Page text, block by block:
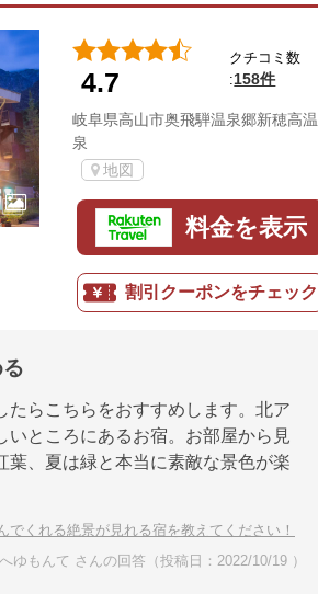
4.7
クチコミ数
:158件
岐阜県高山市奥飛騨温泉郷新穂高温
泉
地図
料金を表示
割引クーポンをチェック
たらこちらをおすすめします。北ア
いところにあるお宿。お部屋から見
葉、夏は緑と本当に素敵な景色が楽
でくれる絶景が見れる宿を教えてください！
へゆもんて さんの回答（投稿日：2022/10/19 ）